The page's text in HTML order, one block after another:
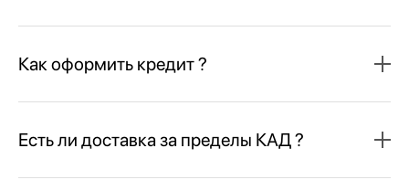
Как оформить кредит ?
Есть ли доставка за пределы КАД ?